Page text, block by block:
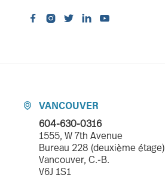
    

VANCOUVER
604-630-0316
1555, W 7th Avenue
Bureau 228 (deuxième étage)
Vancouver, C.-B.
V6J 1S1